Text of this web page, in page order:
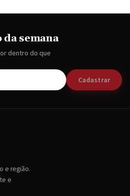
da semana
dentro do que
Cadastrar
e região.
e